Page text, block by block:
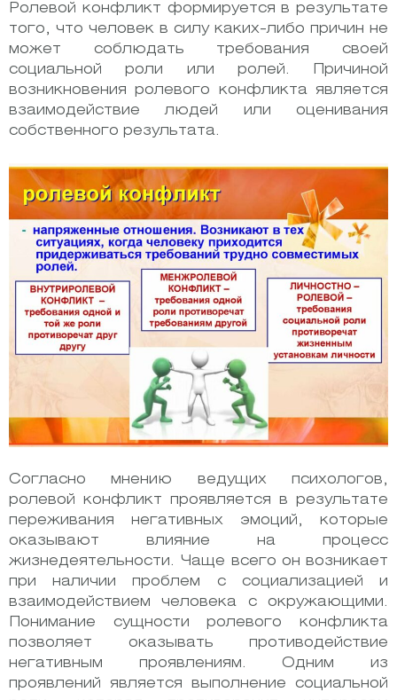
Ролевой конфликт формируется в результате
того, что человек в силу каких-либо причин не
может соблюдать требования своей
социальной роли или ролей. Причиной
возникновения ролевого конфликта является
взаимодействие людей или оценивания
собственного результата.
Согласно мнению ведущих психологов,
ролевой конфликт проявляется в результате
переживания негативных эмоций, которые
оказывают влияние на процесс
жизнедеятельности. Чаще всего он возникает
при наличии проблем с социализацией и
взаимодействием человека с окружающими.
Понимание сущности ролевого конфликта
позволяет оказывать противодействие
негативным проявлениям. Одним из
проявлений является выполнение социальной